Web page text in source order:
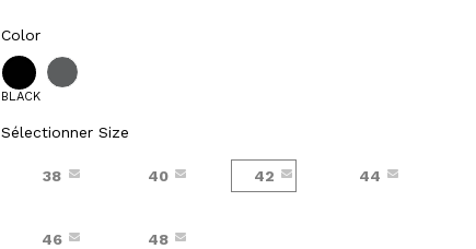
Color
BLACK
Sélectionner Size
38 40 42 44
46 48